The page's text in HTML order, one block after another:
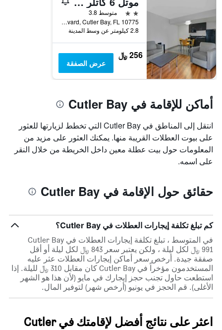
2 نجمتين
متوسط 3.8
10775 Caribbean Boulevard, Cutler Bay, FL, الولايات المتحدة الأميريكية
2.8 كيلومتر عن وسط المدينة
256 ﷼
عرض الصفقة
أماكن للإقامة في Cutler Bay
انتقل إلى المناطق في Cutler Bay التي تخطط لزيارتها للعثور
على بيوت العطلات القريبة منها. يمكنك العثور على مزيد من
المعلومات حول بيت عطلة معين داخل الخريطة من خلال النقر
على اسمه.
حقائق حول الإقامة في Cutler Bay
كم تبلغ تكلفة إيجارات العطلات في Cutler Bay؟
في المتوسط ، تبلغ تكلفة إيجارات العطلات في Cutler Bay
991 ﷼ لكل ليلة ، ولكن يعتبر سعر 843 ﷼ لكل ليلة أو أقل
صفقة جيدة. أرخص سعر أماكن إيجارات العطلات عثر عليه
المستخدمون مؤخراً في Cutler Bay كان مقابل 310 ﷼ لليلة. إذا
استطعت حاول تجنب حجز إيجارك في مايو (لأن هذا هو الشهر
الأغلى). قم الحجز في يونيو (أرخص شهر) لتوفير المال.
اعثر على نتائج أفضل لإقامتك في Cutler